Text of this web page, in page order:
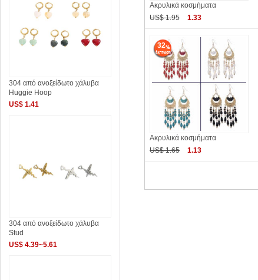
Ακρυλικά κοσμήματα
US$ 1.95
1.33
32
Ακρυλικά κοσμήματα
US$ 1.65
1.13
304 από ανοξείδωτο χάλυβα
Huggie Hoop
US$ 1.41
304 από ανοξείδωτο χάλυβα
Stud
US$ 4.39~5.61